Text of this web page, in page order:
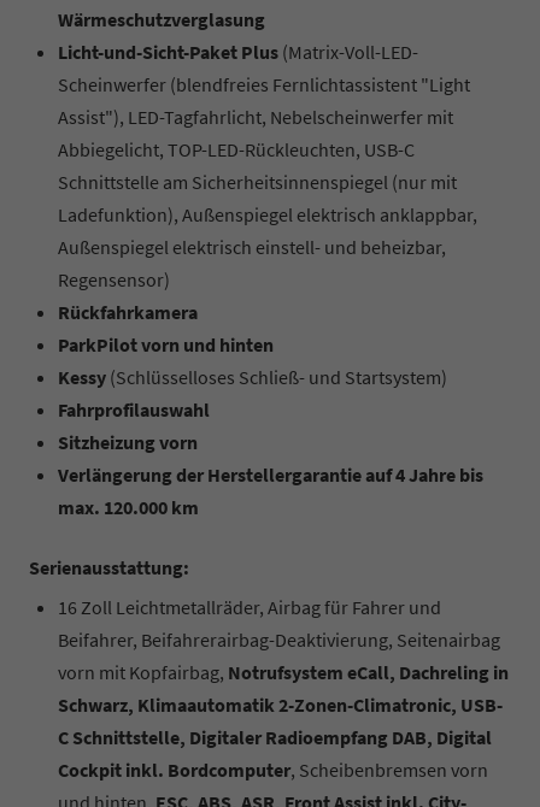
Wärmeschutzverglasung
Licht-und-Sicht-Paket Plus (Matrix-Voll-LED-
Scheinwerfer (blendfreies Fernlichtassistent "Light
Assist"), LED-Tagfahrlicht, Nebelscheinwerfer mit
Abbiegelicht, TOP-LED-Rückleuchten, USB-C
Schnittstelle am Sicherheitsinnenspiegel (nur mit
Ladefunktion), Außenspiegel elektrisch anklappbar,
Außenspiegel elektrisch einstell- und beheizbar,
Regensensor)
Rückfahrkamera
ParkPilot vorn und hinten
Kessy (Schlüsselloses Schließ- und Startsystem)
Fahrprofilauswahl
Sitzheizung vorn
Verlängerung der Herstellergarantie auf 4 Jahre bis
max. 120.000 km
Serienausstattung:
16 Zoll Leichtmetallräder, Airbag für Fahrer und
Beifahrer, Beifahrerairbag-Deaktivierung, Seitenairbag
vorn mit Kopfairbag, Notrufsystem eCall, Dachreling in
Schwarz, Klimaautomatik 2-Zonen-Climatronic, USB-
C Schnittstelle, Digitaler Radioempfang DAB, Digital
Cockpit inkl. Bordcomputer, Scheibenbremsen vorn
und hinten, ESC, ABS, ASR, Front Assist inkl. City-